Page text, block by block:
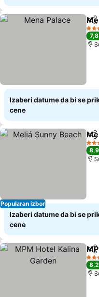
Deli
4
7,8
Izaberi datume da bi se
cene
Popularan izbor
Deli
4
8,9
Izaberi datume da bi se
cene
Deli
4
8,2